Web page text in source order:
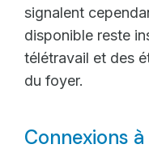
signalent
disponible reste
télétravail et des
du foyer.
Connexions